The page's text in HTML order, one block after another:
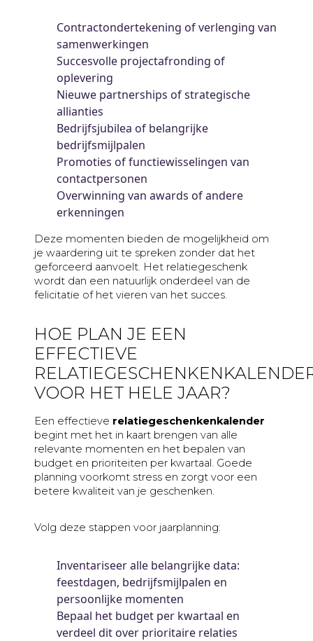
Contractondertekening of verlenging van
samenwerkingen
Succesvolle projectafronding of
oplevering
Nieuwe partnerships of strategische
allianties
Bedrijfsjubilea of belangrijke
bedrijfsmijlpalen
Promoties of functiewisselingen van
contactpersonen
Overwinning van awards of andere
erkenningen
Deze momenten bieden de mogelijkheid om
je waardering uit te spreken zonder dat het
geforceerd aanvoelt. Het relatiegeschenk
wordt dan een natuurlijk onderdeel van de
felicitatie of het vieren van het succes.
HOE PLAN JE EEN
EFFECTIEVE
VOOR HET HELE JAAR?
Een effectieve relatiegeschenkenkalender
begint met het in kaart brengen van alle
relevante momenten en het bepalen van
budget en prioriteiten per kwartaal. Goede
planning voorkomt stress en zorgt voor een
betere kwaliteit van je geschenken.
Volg deze stappen voor jaarplanning:
Inventariseer alle belangrijke data:
feestdagen, bedrijfsmijlpalen en
persoonlijke momenten
Bepaal het budget per kwartaal en
verdeel dit over prioritaire relaties